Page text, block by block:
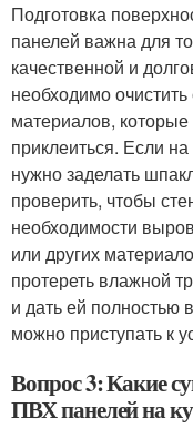
Подготовка
панелей важна для
качественной и
необходимо
материалов,
приклеиться. Если
нужно заделать
проверить, чтобы
необходимости
или других
протереть влажной
и дать ей полностью
можно приступать к
Вопрос 3: Какие
ПВХ панелей на